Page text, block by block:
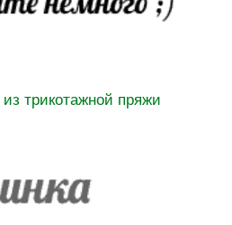
из трикотажной пряжи